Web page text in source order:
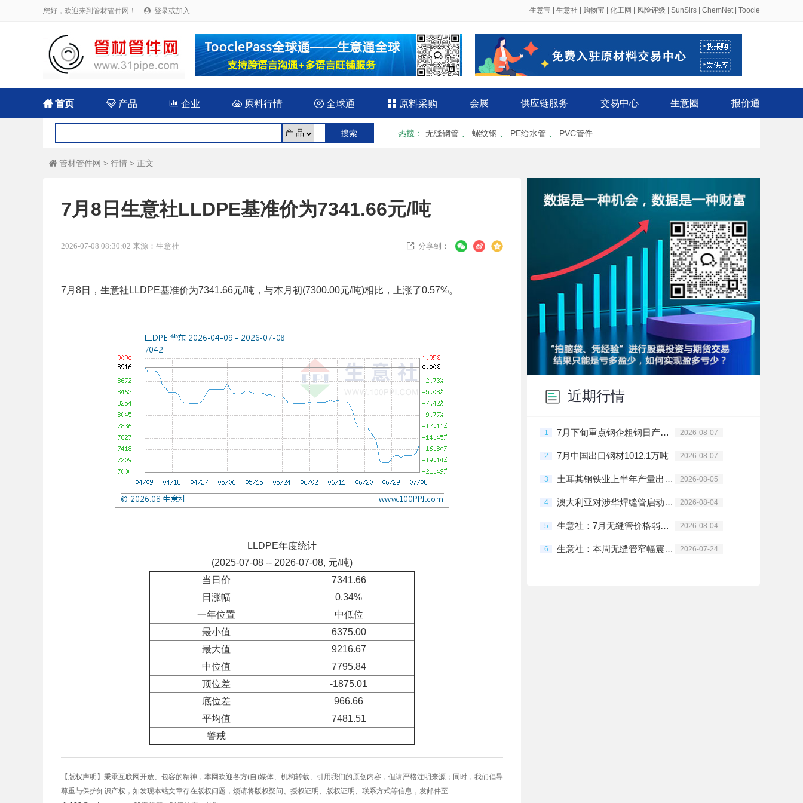
您好，欢迎来到管材管件网！  登录或加入 生意宝 生意社 购物宝 化工网 风险评级 SunSirs ChemNet| Toocle
首页 产品  企业 原料行情  全球通  原料采购 会展 供应链服务 交易中心 生意圈 报价通
热搜 ： 无缝钢管 螺纹钢 PE给水管 PVC管件
 管材管件网 > 行情 > 正文
7月8日生意社LLDPE基准价为7341.66元/吨
2026-07-08 08:30:02 来源：生意社  分享到：
7月8日，生意社LLDPE基准价为7341.66元/吨，与本月初(7300.00元/吨)相比，上涨了0.57%。
LLDPE年度统计
(2025-07-08 -- 2026-07-08, 元/吨)
当日价
7341.66
日涨幅
0.34%
一年位置
中低位
最小值
6375.00
最大值
9216.67
中位值
7795.84
顶位差
-1875.01
底位差
966.66
平均值
7481.51
警戒
【版权声明】秉承互联网开放、包容的精神，本网欢迎各方(自)媒体、机构转载、引用我们的原创内容，但请严格注明来源；同时，我们倡导
尊重与保护知识产权，如发现本站文章存在版权问题，烦请将版权疑问、授权证明、版权证明、联系方式等信息，发邮件至
近期行情
1 7月下旬重点钢企粗钢日产回落 2026-08-07
2 7月中国出口钢材1012.1万吨 2026-08-07
3 土耳其钢铁业上半年产量出口双增 2026-08-05
4 澳大利亚对涉华焊缝管启动第三次双反日落复审调查 2026-08-04
5 生意社：7月无缝管价格弱势下跌 2026-08-04
6 生意社：本周无缝管窄幅震荡（7.20-7.24） 2026-07-24